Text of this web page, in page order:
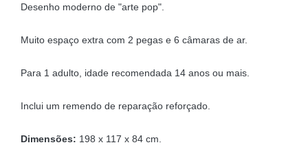
original
era:
atual
é:
Desenho moderno de "arte pop".
Muito espaço extra com 2 pegas e 6 câmaras de ar.
Para 1 adulto, idade recomendada 14 anos ou mais.
Inclui um remendo de reparação reforçado.
Dimensões: 198 x 117 x 84 cm.